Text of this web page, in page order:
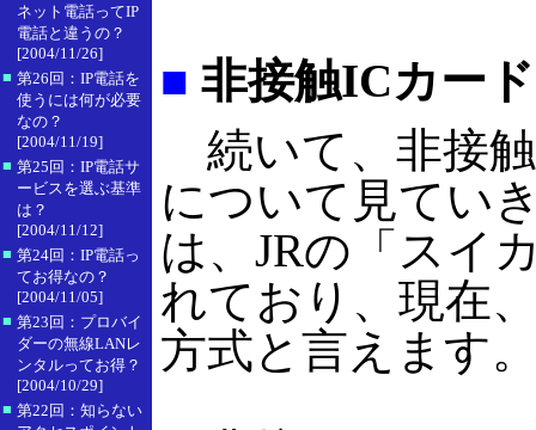
ネット電話ってIP
電話と違うの？
[2004/11/26]
■ 第26回：IP電話を
使うには何が必要
なの？
[2004/11/19]
■ 第25回：IP電話サ
ービスを選ぶ基準
は？
[2004/11/12]
■ 第24回：IP電話っ
てお得なの？
[2004/11/05]
■ 第23回：プロバイ
ダーの無線LANレ
ンタルってお得？
[2004/10/29]
■ 第22回：知らない
■ 非接触ICカー
続いて、非接
について見てい
は、JRの「スイ
れており、現在
方式と言えます